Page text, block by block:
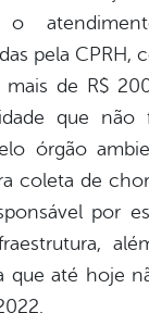
o
pela CPRH,
mais de R$
que não
órgão
coleta de
por
que até hoje